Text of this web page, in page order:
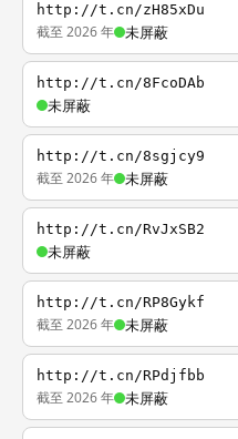
http://t.cn/zH85xDu
截至 2026 年 未屏蔽
http://t.cn/8FcoDAb
未屏蔽
http://t.cn/8sgjcy9
截至 2026 年 未屏蔽
http://t.cn/RvJxSB2
未屏蔽
http://t.cn/RP8Gykf
截至 2026 年 未屏蔽
http://t.cn/RPdjfbb
截至 2026 年 未屏蔽